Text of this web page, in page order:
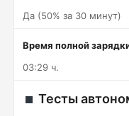
Да (50% за 30 минут)
Время полной
03:29 ч.
Тесты